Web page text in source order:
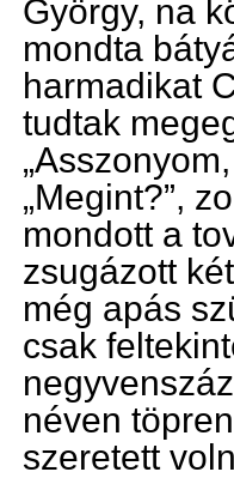
György, na
mondta
harmadikat
tudtak
„Megint?”,
mondott a
zsugázott
még apás
csak
néven
szeretett